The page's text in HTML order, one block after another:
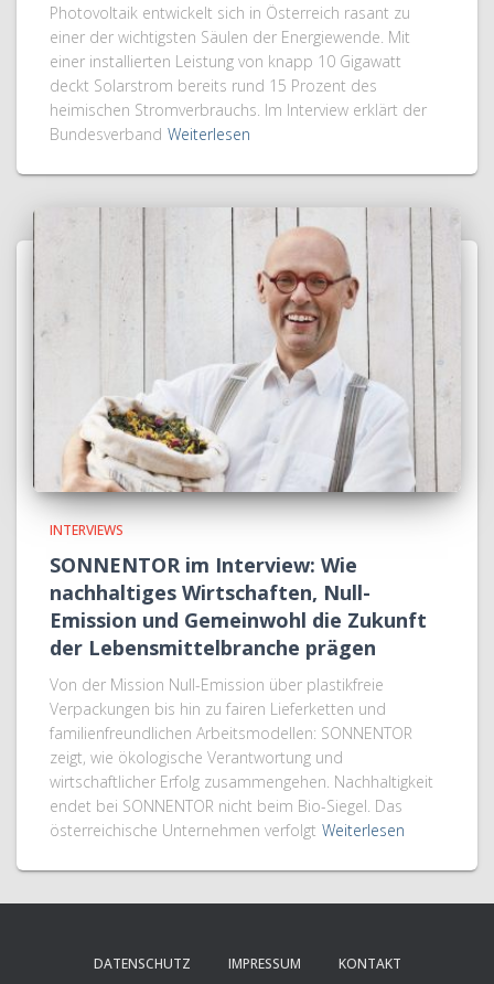
Photovoltaik entwickelt sich in Österreich rasant zu
einer der wichtigsten Säulen der Energiewende. Mit
einer installierten Leistung von knapp 10 Gigawatt
deckt Solarstrom bereits rund 15 Prozent des
heimischen Stromverbrauchs. Im Interview erklärt der
Bundesverband Weiterlesen
INTERVIEWS
SONNENTOR im Interview: Wie
nachhaltiges Wirtschaften, Null-
Emission und Gemeinwohl die Zukunft
der Lebensmittelbranche prägen
Von der Mission Null-Emission über plastikfreie
Verpackungen bis hin zu fairen Lieferketten und
familienfreundlichen Arbeitsmodellen: SONNENTOR
zeigt, wie ökologische Verantwortung und
wirtschaftlicher Erfolg zusammengehen. Nachhaltigkeit
endet bei SONNENTOR nicht beim Bio-Siegel. Das
österreichische Unternehmen verfolgt Weiterlesen
DATENSCHUTZ IMPRESSUM KONTAKT